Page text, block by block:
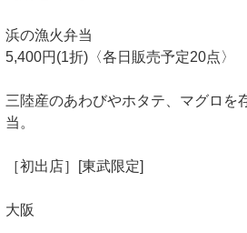
浜の漁火弁当
5,400円(1折)〈各日販売予定20点〉
三陸産のあわびやホタテ、マグロを
当。
［初出店］[東武限定]
大阪